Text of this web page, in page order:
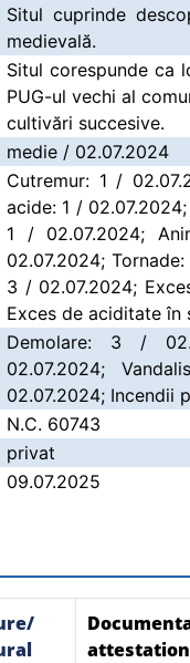
Situl cuprinde
medievală.
Situl corespunde ca
PUG-ul vechi al
cultivări succesive.
medie / 02.07.2024
Cutremur: 1 /
acide: 1 /
1 / 02.07.2024;
02.07.2024;
3 / 02.07.2024;
Exces de aciditate în
Demolare: 3 /
02.07.2024;
02.07.2024; Incendii
N.C. 60743
privat
09.07.2025
attestation